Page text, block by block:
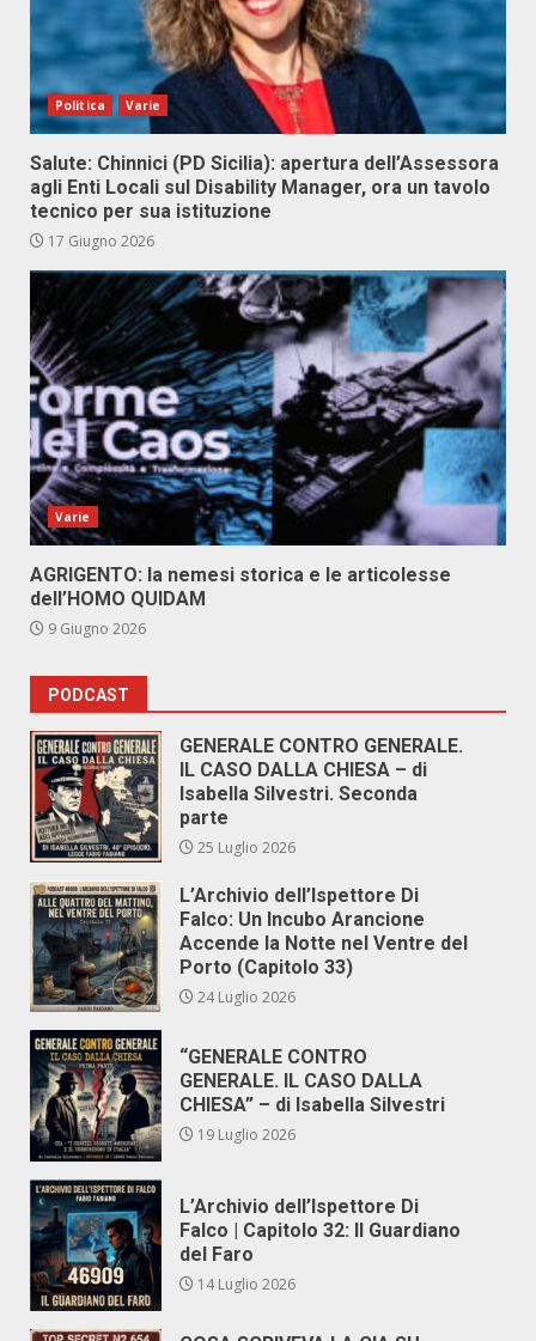
Politica Varie
Salute: Chinnici (PD Sicilia): apertura dell’Assessora
agli Enti Locali sul Disability Manager, ora un tavolo
tecnico per sua istituzione
17 Giugno 2026
Varie
AGRIGENTO: la nemesi storica e le articolesse
dell’HOMO QUIDAM
9 Giugno 2026
PODCAST
GENERALE CONTRO GENERALE.
IL CASO DALLA CHIESA – di
Isabella Silvestri. Seconda
parte
25 Luglio 2026
L’Archivio dell’Ispettore Di
Falco: Un Incubo Arancione
Accende la Notte nel Ventre del
Porto (Capitolo 33)
24 Luglio 2026
“GENERALE CONTRO
GENERALE. IL CASO DALLA
CHIESA” – di Isabella Silvestri
19 Luglio 2026
L’Archivio dell’Ispettore Di
Falco | Capitolo 32: Il Guardiano
del Faro
14 Luglio 2026